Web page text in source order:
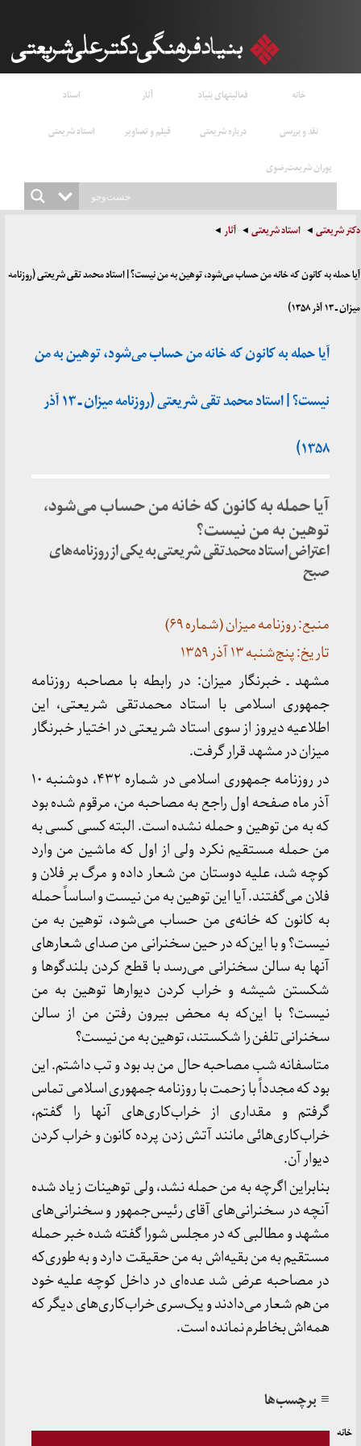
خانه فعالیتهای بنیاد آثار
اسناد
نقد و بررسی
درباره شریعتی فیلم و تصاویر
استاد شریعتی
پوران شریعت‌رضوی
دکتر شریعتی استاد شریعتی آثار
آیا حمله به کانون که خانه من حساب می‌شود، توهین به من نیست؟ | استاد محمد تقی شریعتی (روزنامه
میزان ـ ۱۳ آذر ۱۳۵۸)
آیا حمله به کانون که خانه من حساب می‌شود، توهین به من
نیست؟ | استاد محمد تقی شریعتی (روزنامه میزان ـ ۱۳ آذر
۱۳۵۸)
آیا حمله به کانون که خانه من حساب می‌شود،
توهین به من نیست؟
اعتراض استاد محمدتقی شریعتی به یکی از روزنامه‌های
صبح
منبع: روزنامه میزان (شماره ۶۹)
تاریخ: پنج‌شنبه ۱۳ آذر ۱۳۵۹
مشهد ـ خبرنگار میزان: در رابطه با مصاحبه روزنامه
جمهوری اسلامی با استاد محمدتقی شریعتی، این
اطلاعیه دیروز از سوی استاد شریعتی در اختیار خبرنگار
میزان در مشهد قرار گرفت.
در روزنامه جمهوری اسلامی در شماره ۴۳۲، دوشنبه ۱۰
آذر ماه صفحه اول راجع به مصاحبه من، مرقوم شده بود
که به من توهین و حمله نشده است. البته کسی کسی به
من حمله مستقیم نکرد ولی از اول که ماشین من وارد
کوچه شد، علیه دوستان من شعار داده و مرگ بر فلان و
فلان می‌گفتند. آیا این توهین به من نیست و اساساً حمله
به کانون که خانه‌ی من حساب می‌شود، توهین به من
نیست؟ و با این‌که در حین سخنرانی من صدای شعارهای
آنها به سالن سخنرانی می‌رسد با قطع کردن بلندگوها و
شکستن شیشه‌ و خراب کردن دیوارها توهین به من
نیست؟ با این‌که به محض بیرون رفتن من از سالن
سخنرانی تلفن را شکستند، توهین به من نیست؟
متاسفانه شب مصاحبه حال من بد بود و تب داشتم. این
بود که مجدداً با زحمت با روزنامه جمهوری اسلامی تماس
گرفتم و مقداری از خراب‌کاری‌های آنها را گفتم،
خراب‌کاری‌هائی مانند آتش زدن پرده کانون و خراب کردن
دیوار آن.
بنابراین اگرچه به من حمله نشد، ولی توهینات زیاد شده
آنچه در سخنرانی‌های آقای رئیس‌جمهور و سخنرانی‌های
مشهد و مطالبی که در مجلس شورا گفته شده خبر حمله
مستقیم به من بقیه‌اش به من حقیقت دارد و به طوری‌که
در مصاحبه عرض شد عده‌‌ای در داخل کوچه علیه خود
من هم شعار می‌دادند و یک‌سری خراب‌کاری‌های دیگر که
همه‌اش بخاطرم نمانده است.
≡ برچسب‌ها
خانه